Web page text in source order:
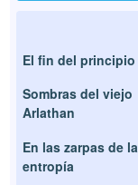
El fin del principio
Sombras del viejo
Arlathan
En las zarpas de la
entropía